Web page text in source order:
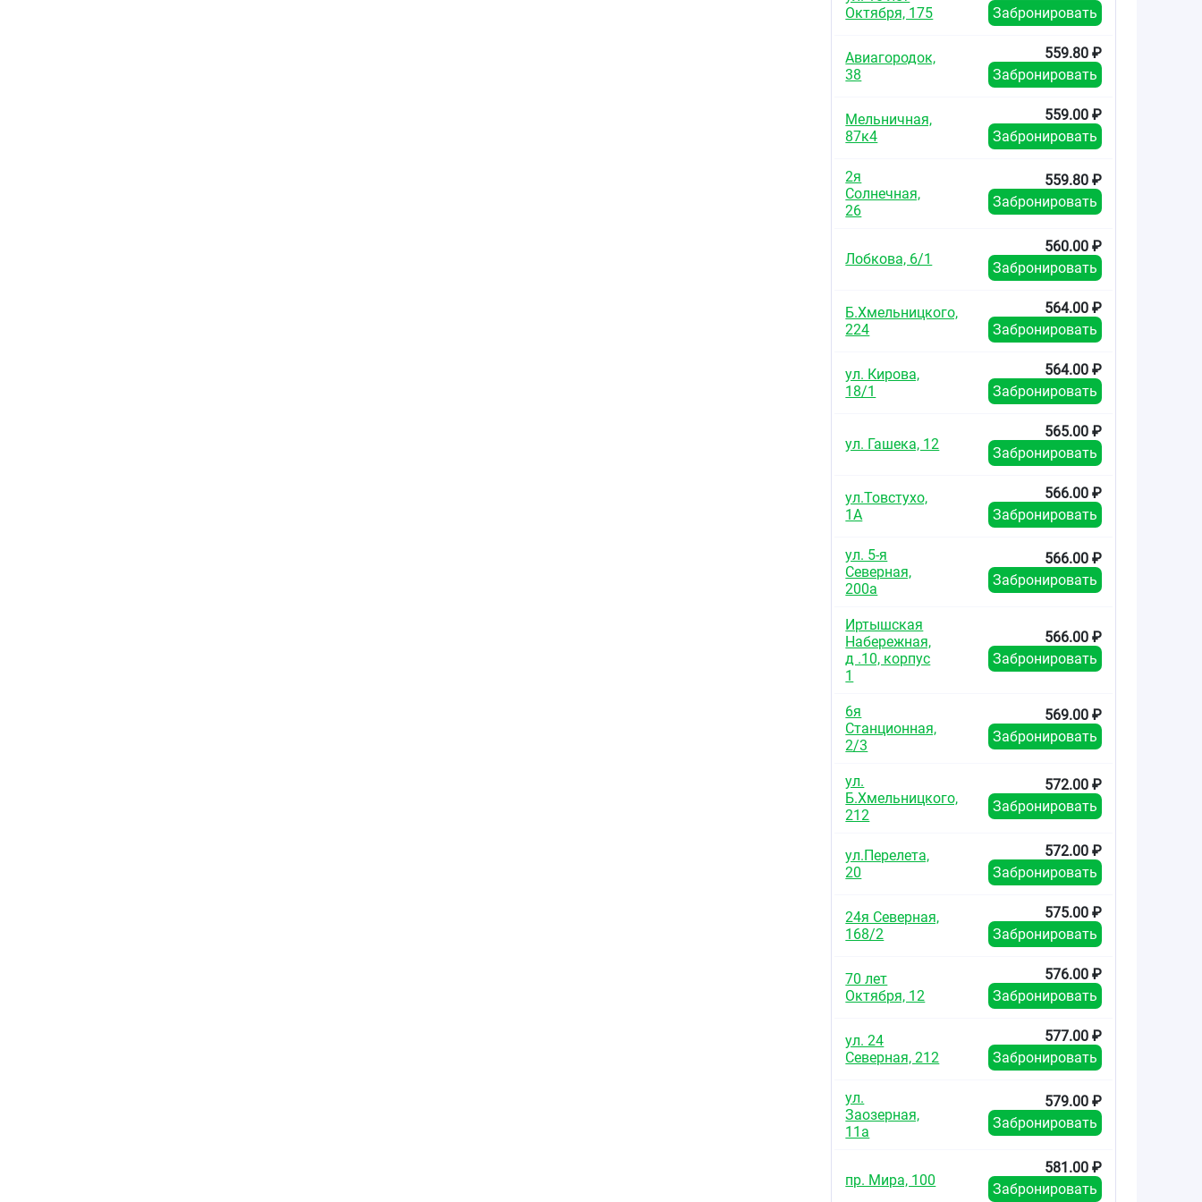
Октября, 175
Забронировать
Авиагородок,
38
559.80 ₽
Забронировать
Мельничная,
87к4
559.00 ₽
Забронировать
2я
Солнечная,
26
559.80 ₽
Забронировать
Лобкова, 6/1
560.00 ₽
Забронировать
Б.Хмельницкого,
224
564.00 ₽
Забронировать
ул. Кирова,
18/1
564.00 ₽
Забронировать
ул. Гашека, 12
565.00 ₽
Забронировать
ул.Товстухо,
1А
566.00 ₽
Забронировать
ул. 5-я
Северная,
200а
566.00 ₽
Забронировать
Иртышская
Набережная,
д .10, корпус
1
566.00 ₽
Забронировать
6я
Станционная,
2/3
569.00 ₽
Забронировать
ул.
Б.Хмельницкого,
212
572.00 ₽
Забронировать
ул.Перелета,
20
572.00 ₽
Забронировать
24я Северная,
168/2
575.00 ₽
Забронировать
70 лет
Октября, 12
576.00 ₽
Забронировать
ул. 24
Северная, 212
577.00 ₽
Забронировать
ул.
Заозерная,
11а
579.00 ₽
Забронировать
пр. Мира, 100
581.00 ₽
Забронировать